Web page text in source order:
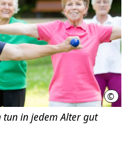
©
in jedem Alter gut